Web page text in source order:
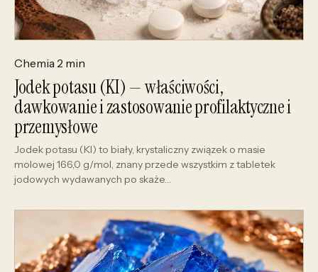
Chemia 2 min
Jodek potasu (KI) — właściwości,
dawkowanie i zastosowanie profilaktyczne i
przemysłowe
Jodek potasu (KI) to biały, krystaliczny związek o masie
molowej 166,0 g/mol, znany przede wszystkim z tabletek
jodowych wydawanych po skaże…